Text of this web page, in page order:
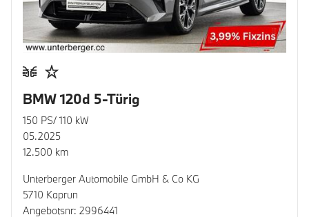
BMW 120d 5-Türig
150 PS/ 110 kW
05.2025
12.500 km
Unterberger Automobile GmbH & Co KG
5710 Kaprun
Angebotsnr: 2996441